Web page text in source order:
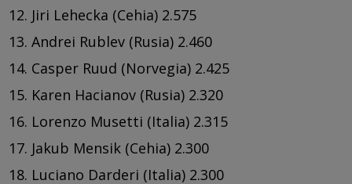
Jiri Lehecka (Cehia) 2.575
Andrei Rublev (Rusia) 2.460
Casper Ruud (Norvegia) 2.425
Karen Hacianov (Rusia) 2.320
Lorenzo Musetti (Italia) 2.315
Jakub Mensik (Cehia) 2.300
Luciano Darderi (Italia) 2.300